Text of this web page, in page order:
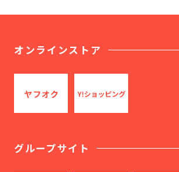
オンラインストア
グループサイト